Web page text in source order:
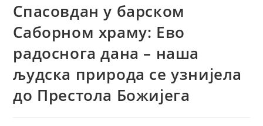
Спасовдан у барском
Саборном храму: Ево
радоснога дана – наша
људска природа се узнијела
до Престола Божијега